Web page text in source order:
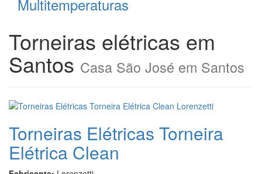
Multitemperaturas
Torneiras elétricas em
Santos Casa São José em Santos
Torneiras Elétricas Torneira
Elétrica Clean